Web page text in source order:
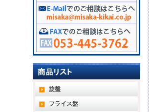
旋盤
フライス盤